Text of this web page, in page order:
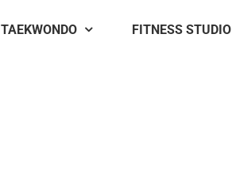
TAEKWONDO FITNESS STUDIO